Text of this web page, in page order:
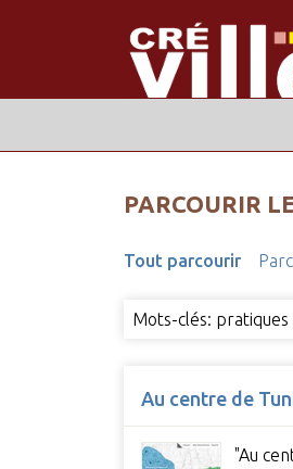
PARCOURIR
Tout parcourir
Mots-clés: pratiques
Au centre de
"Au